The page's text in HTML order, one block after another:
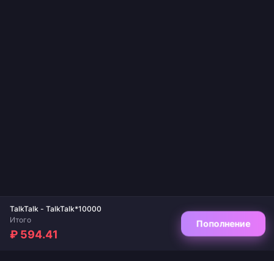
TalkTalk - TalkTalk*10000
Итого
₽ 594.41
Пополнение